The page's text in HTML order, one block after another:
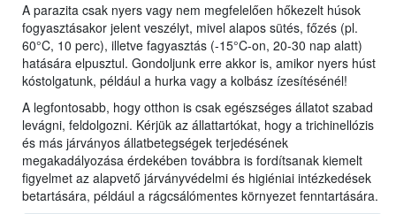
A parazita csak nyers vagy nem megfelelően hőkezelt húsok
fogyasztásakor jelent veszélyt, mivel alapos sütés, főzés (pl.
60°C, 10 perc), illetve fagyasztás (-15°C-on, 20-30 nap alatt)
hatására elpusztul. Gondoljunk erre akkor is, amikor nyers húst
kóstolgatunk, például a hurka vagy a kolbász ízesítésénél!
A legfontosabb, hogy otthon is csak egészséges állatot szabad
levágni, feldolgozni. Kérjük az állattartókat, hogy a trichinellózis
és más járványos állatbetegségek terjedésének
megakadályozása érdekében továbbra is fordítsanak kiemelt
figyelmet az alapvető járványvédelmi és higiéniai intézkedések
betartására, például a rágcsálómentes környezet fenntartására.